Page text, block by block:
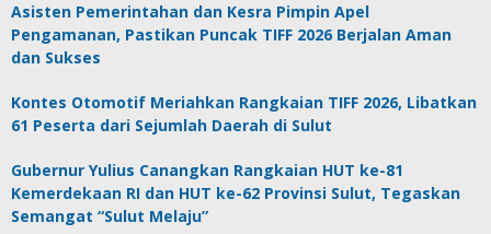
Asisten Pemerintahan dan Kesra Pimpin Apel
Pengamanan, Pastikan Puncak TIFF 2026 Berjalan Aman
dan Sukses
Kontes Otomotif Meriahkan Rangkaian TIFF 2026, Libatkan
61 Peserta dari Sejumlah Daerah di Sulut
Gubernur Yulius Canangkan Rangkaian HUT ke-81
Kemerdekaan RI dan HUT ke-62 Provinsi Sulut, Tegaskan
Semangat “Sulut Melaju”